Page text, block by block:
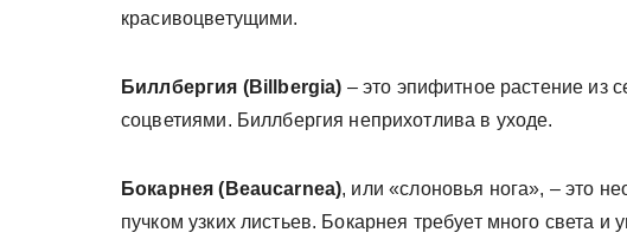
красивоцветущими.
Биллбергия (Billbergia) – это эпифитное растение из
соцветиями. Биллбергия неприхотлива в уходе.
Бокарнея (Beaucarnea), или «слоновья нога», – это
пучком узких листьев. Бокарнея требует много света и